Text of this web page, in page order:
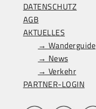
DATENSCHUTZ
AGB
AKTUELLES
→ Wanderguide
→ News
→ Verkehr
PARTNER-LOGIN